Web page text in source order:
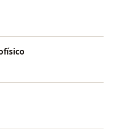
entre otras.
con énfasis en